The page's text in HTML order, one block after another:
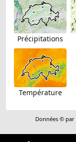
Précipitations
Température
Données © par